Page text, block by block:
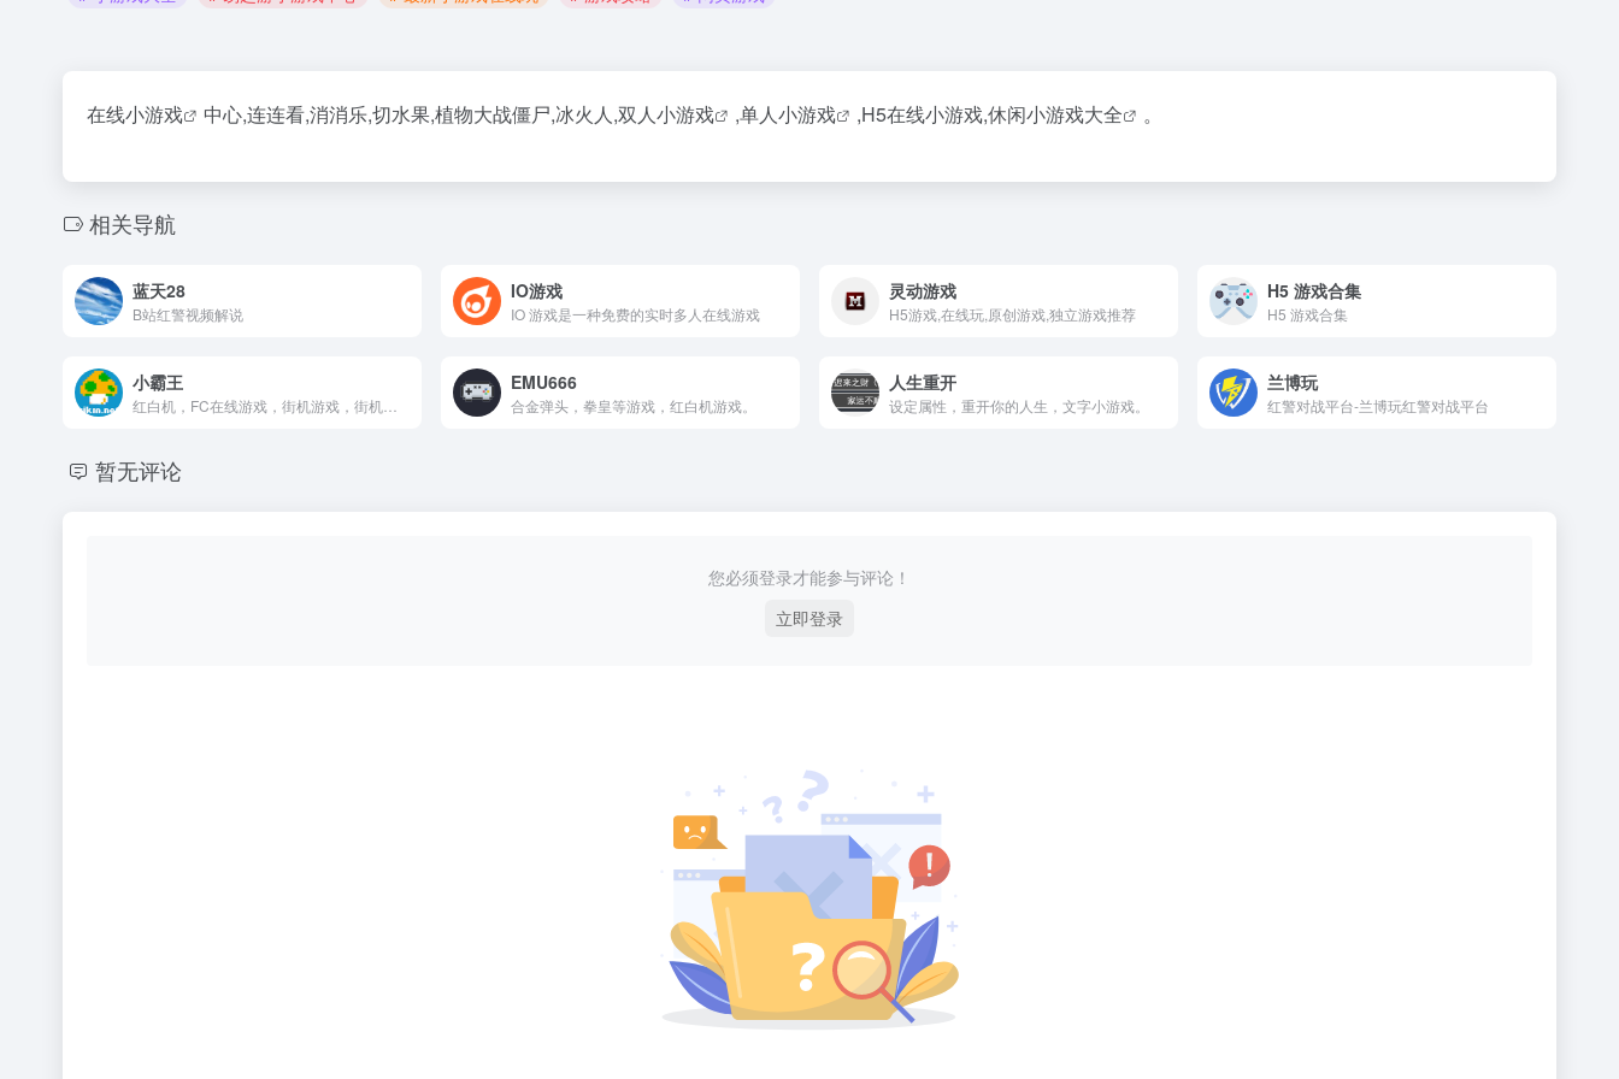
在线小游戏 中心,连连看,消消乐,切水果,植物大战僵尸,冰火人,双人小游戏 ,单人小游戏 ,H5在线小游戏,休闲小游戏大全 。
相关导航
蓝天28
B站红警视频解说
IO游戏
IO 游戏是一种免费的实时多人在线游戏
灵动游戏
H5游戏,在线玩,原创游戏,独立游戏推荐
H5 游戏合集
H5 游戏合集
小霸王 EMU666
合金弹头，拳皇等游戏，红白机游戏。
人生重开
设定属性，重开你的人生，文字小游戏。
兰博玩
红警对战平台-兰博玩红警对战平台
暂无评论
您必须登录才能参与评论！
立即登录